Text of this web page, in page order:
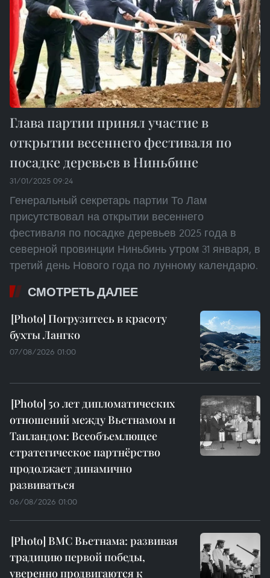
Глава партии принял участие в
открытии весеннего фестиваля по
посадке деревьев в Ниньбине
31/01/2025 09:24
Генеральный секретарь партии То Лам
присутствовал на открытии весеннего
фестиваля по посадке деревьев 2025 года в
северной провинции Ниньбинь утром 31 января, в
третий день Нового года по лунному календарю.
СМОТРЕТЬ ДАЛЕЕ
Погрузитесь в красоту
бухты Лангко
07/08/2026 01:00
50 лет дипломатических
отношений между Вьетнамом и
Таиландом: Всеобъемлющее
стратегическое партнёрство
продолжает динамично
развиваться
06/08/2026 01:00
ВМС Вьетнама: развивая
традицию первой победы,
уверенно продвигаются к